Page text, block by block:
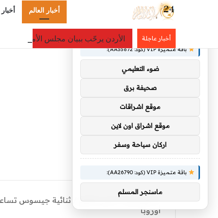
أخبار العالم
أخبار عاجلة الأردن يرحّب ببيان مجلس الأمن المدين
الرئيسية/أخبار العالم
ثنائية جيسوس
أوروبا
باقة متميزة VIP (كود: AA35872):
ضوء التعليمي
صحيفة برق
موقع اشراقات
موقع اشراق اون لاين
اركان سياحة وسفر
باقة متميزة VIP (كود: AA26790):
ماسنجر المسلم